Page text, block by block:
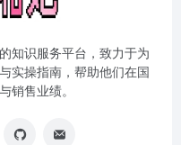
知识服务平台，致力于为
实操指南，帮助他们在国
销售业绩。